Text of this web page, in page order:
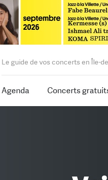
Le guide de vos concerts en Île-
Agenda Concerts